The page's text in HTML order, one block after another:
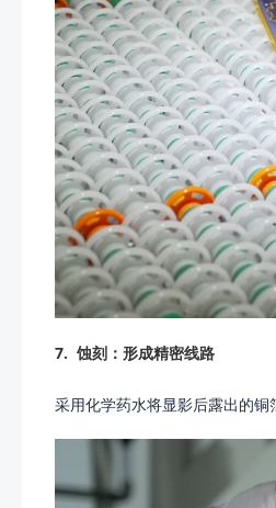
7. 蚀刻：形成精密线路
采用化学药水将显影后露出的铜